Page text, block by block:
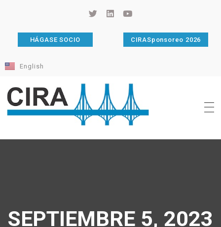
HÁGASE SOCIO CIRASponsoreo 2026
English
SEPTIEMBRE 5, 2023